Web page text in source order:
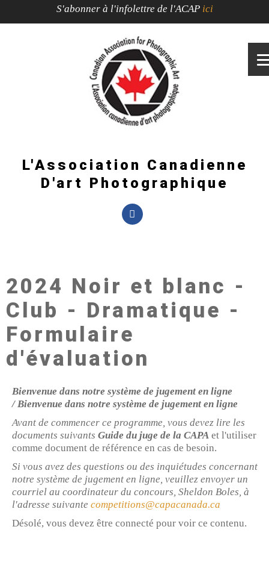
S'abonner à l'infolettre de l'ACAP ici
L'Association Canadienne
D'art Photographique
2024 Noir et blanc -
Club - Dramatique -
Formulaire
d'évaluation
Bienvenue dans notre système de jugement en ligne
/Bienvenue dans notre système de jugement en ligne
Avant de commencer ce programme, vous devez lire les
documents suivants Guide du juge de la CAPA et l'utiliser
comme document de référence en cas de besoin.
Si vous avez des questions ou des inquiétudes concernant
notre système de jugement en ligne, veuillez envoyer un
courriel au coordinateur du concours, Sheldon Boles, à
l'adresse suivante competitions@capacanada.ca
Désolé, vous devez être connecté pour voir ce contenu.